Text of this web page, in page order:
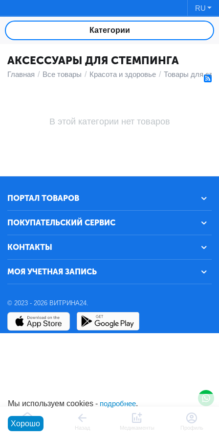
RU
Категории
АКСЕССУАРЫ ДЛЯ СТЕМПИНГА
Главная / Все товары / Красота и здоровье / Товары для
В этой категории нет товаров
ПОРТАЛ ТОВАРОВ
ПОКУПАТЕЛЬСКИЙ СЕРВИС
КОНТАКТЫ
МОЯ УЧЕТНАЯ ЗАПИСЬ
© 2023 - 2026 ВИТРИНА24.
Главная Назад Медикаменты Профиль
Мы используем cookies - подробнее.
Хорошо